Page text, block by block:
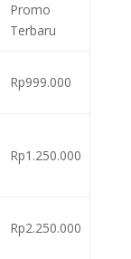
Promo
Terbaru
Rp999.000
Rp1.250.000
Rp2.250.000